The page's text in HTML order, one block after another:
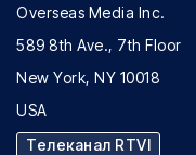
Overseas Media Inc.
589 8th Ave., 7th Floor
New York, NY 10018
USA
Телеканал RTVI